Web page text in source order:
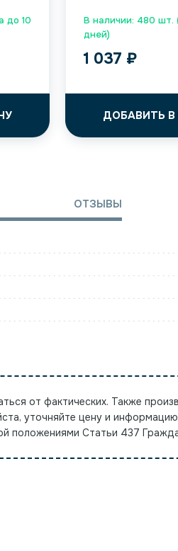
до 10
В наличии: 480 шт.
дней)
1 037 ₽
ДОБАВИТЬ В
ОТЗЫВЫ
от фактических. Также
уточняйте цену и
положениями Статьи 437